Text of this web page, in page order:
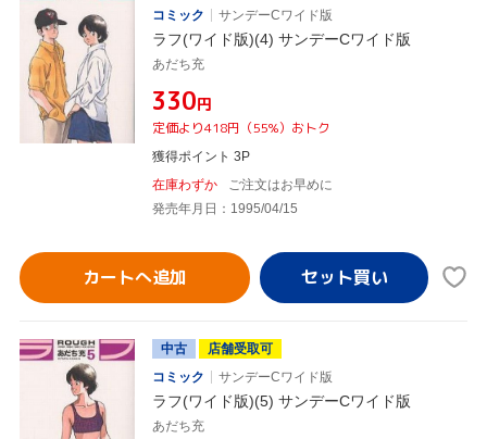
コミック
サンデーCワイド版
ラフ(ワイド版)(4) サンデーCワイド版
あだち充
¥330円
定価より418円（55%）おトク
獲得ポイント 3P
在庫わずか
ご注文はお早めに
発売年月日：1995/04/15
カートへ追加
中古
店舗受取可
コミック
サンデーCワイド版
ラフ(ワイド版)(5) サンデーCワイド版
あだち充